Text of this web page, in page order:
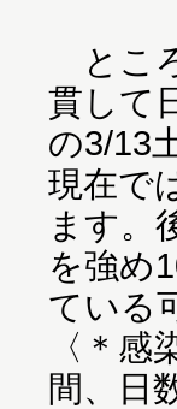
とこ
貫して
の3/13
現在で
ます。
を強め
ている
〈＊
間、日